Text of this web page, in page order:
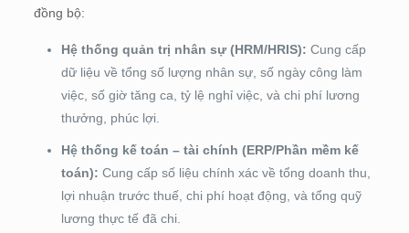
đồng bộ:
Hệ thống quản trị nhân sự (HRM/HRIS): Cung cấp
dữ liệu về tổng số lượng nhân sự, số ngày công làm
việc, số giờ tăng ca, tỷ lệ nghỉ việc, và chi phí lương
thưởng, phúc lợi.
Hệ thống kế toán – tài chính (ERP/Phần mềm kế
toán): Cung cấp số liệu chính xác về tổng doanh thu,
lợi nhuận trước thuế, chi phí hoạt động, và tổng quỹ
lương thực tế đã chi.